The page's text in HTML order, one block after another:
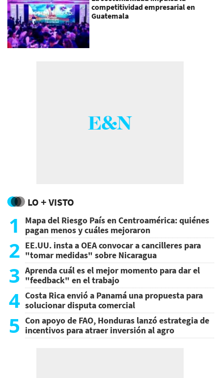
competitividad empresarial en
Guatemala
LO + VISTO
1
Mapa del Riesgo País en Centroamérica: quiénes
pagan menos y cuáles mejoraron
2 EE.UU. insta a OEA convocar a cancilleres para
"tomar medidas" sobre Nicaragua
3 Aprenda cuál es el mejor momento para dar el
"feedback" en el trabajo
4 Costa Rica envió a Panamá una propuesta para
solucionar disputa comercial
5 Con apoyo de FAO, Honduras lanzó estrategia de
incentivos para atraer inversión al agro